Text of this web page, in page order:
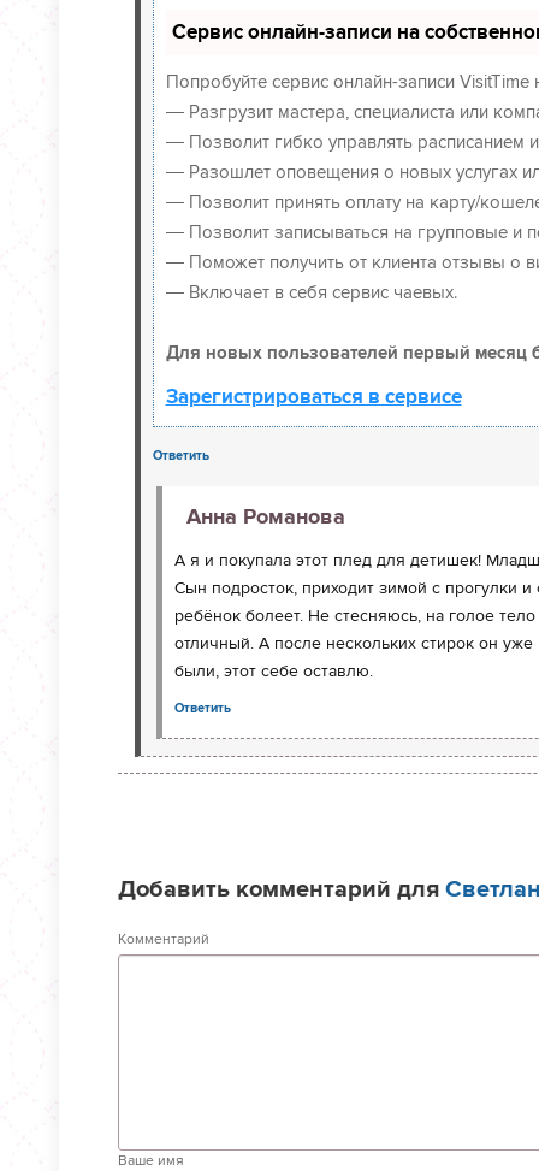
Сервис онлайн-записи на
Попробуйте сервис онлайн-записи
— Разгрузит мастера, специалиста или
— Позволит гибко управлять расписанием
— Разошлет оповещения о новых услугах
— Позволит принять оплату на карту/
— Позволит записываться на групповые и
— Поможет получить от клиента отзывы о
— Включает в себя сервис чаевых.
Для новых пользователей первый месяц
Зарегистрироваться в сервисе
Ответить
Анна Романова
А я и покупала этот плед для детишек!
Сын подросток, приходит зимой с прогулки
ребёнок болеет. Не стесняюсь, на голое
отличный. А после нескольких стирок он
были, этот себе оставлю.
Ответить
Добавить комментарий для
Комментарий
Ваше имя